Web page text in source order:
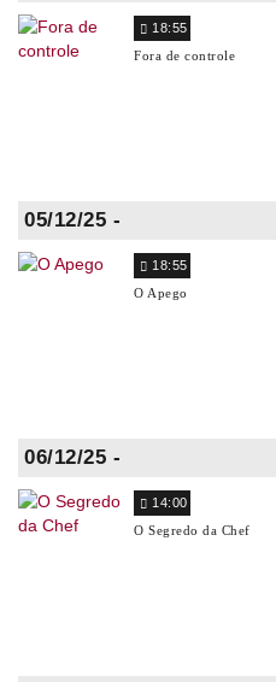
18:55
Fora de controle
05/12/25 -
18:55
O Apego
06/12/25 -
14:00
O Segredo da Chef